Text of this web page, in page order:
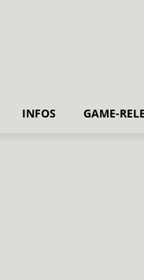
INFOS GAME-